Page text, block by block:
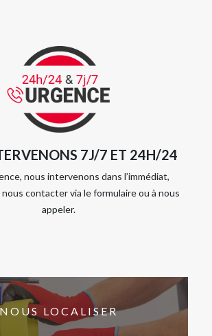
7J/7 ET 24H/24
nous intervenons dans l’immédiat,
nous contacter via le formulaire ou à nous
appeler.
NOUS LOCALISER